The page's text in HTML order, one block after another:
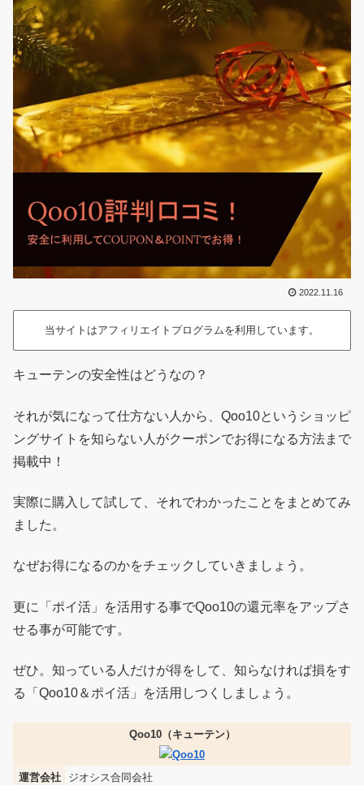
2022.11.16
当サイトはアフィリエイトプログラムを利用しています。
キューテンの安全性はどうなの？
それが気になって仕方ない人から、Qoo10というショッピ
ングサイトを知らない人がクーポンでお得になる方法まで
掲載中！
実際に購入して試して、それでわかったことをまとめてみ
ました。
なぜお得になるのかをチェックしていきましょう。
更に「ポイ活」を活用する事でQoo10の還元率をアップさ
せる事が可能です。
ぜひ。知っている人だけが得をして、知らなければ損をす
る「Qoo10＆ポイ活」を活用しつくしましょう。
Qoo10（キューテン）
運営会社
ジオシス合同会社